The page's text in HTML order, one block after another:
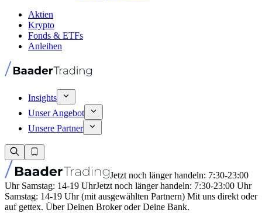
Aktien
Krypto
Fonds & ETFs
Anleihen
Insights
Unser Angebot
Unsere Partner
Jetzt noch länger handeln: 7:30-23:00
Uhr Samstag: 14-19 UhrJetzt noch länger handeln: 7:30-23:00 Uhr
Samstag: 14-19 Uhr (mit ausgewählten Partnern) Mit uns direkt oder
auf gettex. Über Deinen Broker oder Deine Bank.